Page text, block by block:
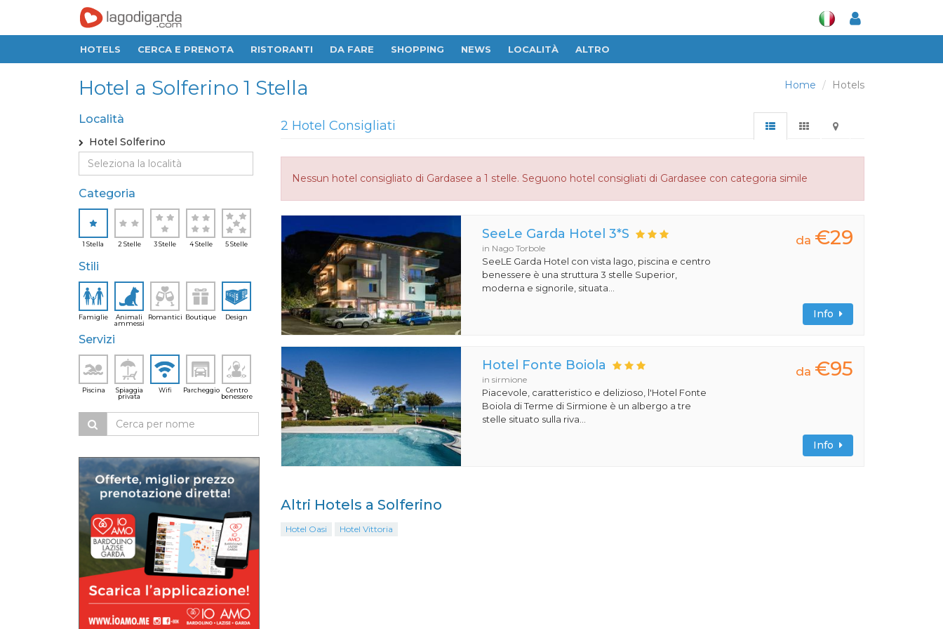
HOTELS CERCA E PRENOTA RISTORANTI DA FARE SHOPPING NEWS LOCALITÀ ALTRO
Home Hotels
Hotel a Solferino 1 Stella
Località
Hotel Solferino
Categoria
1 Stella 2 Stelle 3 Stelle 4 Stelle 5 Stelle
Stili
Famiglie
Animali
ammessi
Romantici Boutique Design
Servizi
Piscina
Spiaggia
privata
Wifi Parcheggio
Centro
benessere
2 Hotel Consigliati
Nessun hotel consigliato di Gardasee a 1 stelle. Seguono hotel consigliati di Gardasee con categoria simile
SeeLe Garda Hotel 3*S
in Nago Torbole
SeeLE Garda Hotel con vista lago, piscina e centro
benessere è una struttura 3 stelle Superior,
moderna e signorile, situata...
da €29
Info
Hotel Fonte Boiola
in sirmione
Piacevole, caratteristico e delizioso, l'Hotel Fonte
Boiola di Terme di Sirmione è un albergo a tre
stelle situato sulla riva...
da €95
Info
Altri Hotels a Solferino
Hotel Oasi Hotel Vittoria